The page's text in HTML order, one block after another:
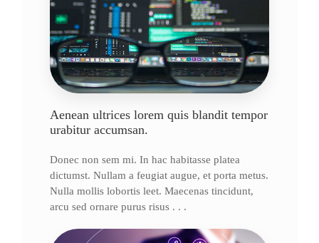
Aenean ultrices lorem quis blandit tempor
urabitur accumsan.
Donec non sem mi. In hac habitasse platea
dictumst. Nullam a feugiat augue, et porta metus.
Nulla mollis lobortis leet. Maecenas tincidunt,
arcu sed ornare purus risus . . .